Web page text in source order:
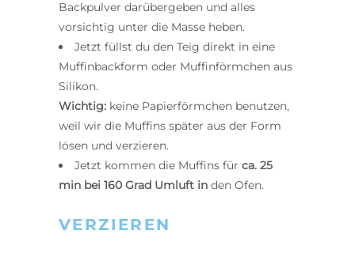
Backpulver darübergeben und alles
vorsichtig unter die Masse heben.
Jetzt füllst du den Teig direkt in eine
Muffinbackform oder Muffinförmchen aus
Silikon.
Wichtig: keine Papierförmchen benutzen,
weil wir die Muffins später aus der Form
lösen und verzieren.
Jetzt kommen die Muffins für ca. 25
min bei 160 Grad Umluft in den Ofen.
VERZIEREN